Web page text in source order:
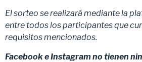
El sorteo se realizará mediante la
entre todos los participantes que
requisitos mencionados.
Facebook e Instagram no tienen